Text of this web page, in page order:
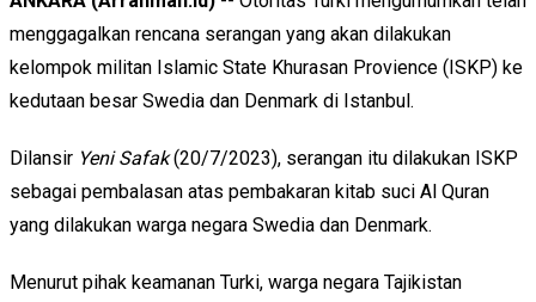
menggagalkan rencana serangan yang akan dilakukan
kelompok militan Islamic State Khurasan Provience (ISKP) ke
kedutaan besar Swedia dan Denmark di Istanbul.
Dilansir Yeni Safak(20/7/2023), serangan itu dilakukan ISKP
sebagai pembalasan atas pembakaran kitab suci Al Quran
yang dilakukan warga negara Swedia dan Denmark.
Menurut pihak keamanan Turki, warga negara Tajikistan